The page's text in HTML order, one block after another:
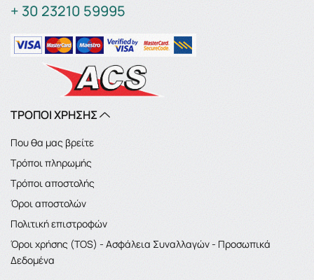
+ 30 23210 59995
ΤΡΟΠΟΙ ΧΡΗΣΗΣ
Που θα μας βρείτε
Τρόποι πληρωμής
Τρόποι αποστολής
Όροι αποστολών
Πολιτική επιστροφών
Όροι χρήσης (TOS) - Ασφάλεια Συναλλαγών - Προσωπικά
Δεδομένα